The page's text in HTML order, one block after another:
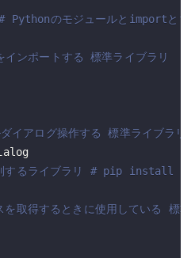
# Pythonのモジュールと
ンポートする 標準ライブラリ
アログ操作する 標準ライブラリ
別するライブラリ # pip install
取得するときに使用している 標準